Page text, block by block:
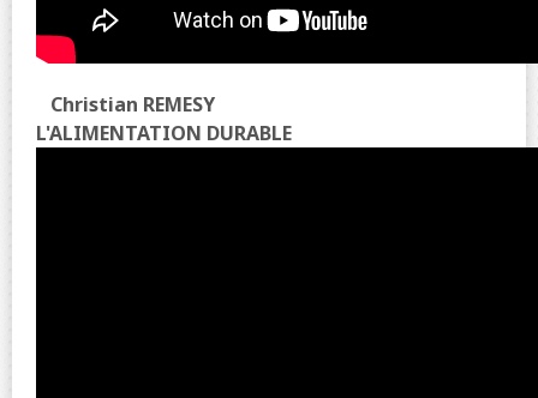
Christian REMESY
L'ALIMENTATION DURABLE